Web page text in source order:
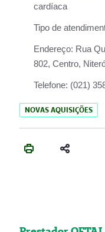
cardíaca
Tipo de
Endereço: Rua
802, Centro,
Telefone: (021)
NOVAS AQUISIÇÕES